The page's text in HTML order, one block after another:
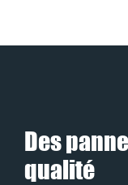
Des
qualité